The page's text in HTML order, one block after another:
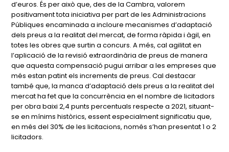
d’euros. És per això que, des de la Cambra, valorem
positivament tota iniciativa per part de les Administracions
Públiques encaminada a incloure mecanismes d’adaptació
dels preus a la realitat del mercat, de forma ràpida i àgil, en
totes les obres que surtin a concurs. A més, cal agilitat en
l’aplicació de la revisió extraordinària de preus de manera
que aquesta compensació pugui arribar a les empreses que
més estan patint els increments de preus. Cal destacar
també que, la manca d’adaptació dels preus a la realitat del
mercat ha fet que la concurrència en el nombre de licitadors
per obra baixi 2,4 punts percentuals respecte a 2021, situant-
se en mínims històrics, essent especialment significatiu que,
en més del 30% de les licitacions, només s’han presentat 1 o 2
licitadors.